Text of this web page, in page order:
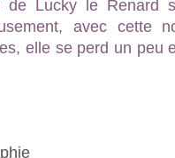
de Lucky le Renard
avec cette
elle se perd un peu